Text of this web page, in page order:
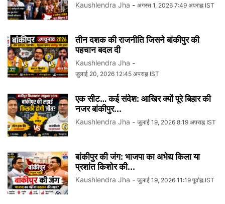
Kaushlendra Jha - अगस्त 1, 2026 7:49 अपराह्न IST
तीन दशक की राजनीति जिसने बांकीपुर की
पहचान बदल दी
Kaushlendra Jha -
जुलाई 20, 2026 12:45 अपराह्न IST
एक सीट… कई संदेश: आखिर क्यों पूरे बिहार की
नजर बांकीपुर...
Kaushlendra Jha - जुलाई 19, 2026 8:19 अपराह्न IST
बांकीपुर की जंग: भाजपा का अभेद्य किला या
प्रशांत किशोर की...
Kaushlendra Jha - जुलाई 19, 2026 11:19 पूर्वाह्न IST